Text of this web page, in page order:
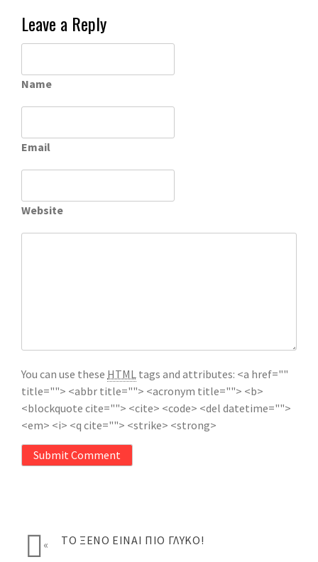
Leave a Reply
Name
Email
Website
You can use these HTML tags and attributes: <a href=""
title=""> <abbr title=""> <acronym title=""> <b>
<blockquote cite=""> <cite> <code> <del datetime="">
<em> <i> <q cite=""> <strike> <strong>
Submit Comment
« ΤΟ ΞΈΝΟ ΕΊΝΑΙ ΠΙΟ ΓΛΥΚΌ!